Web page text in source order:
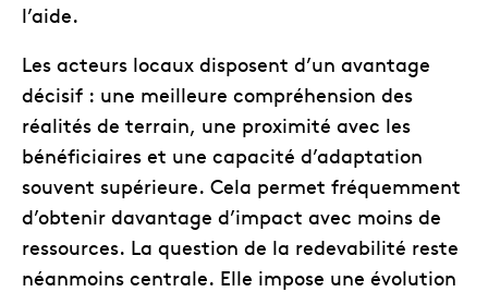
l’aide.
Les acteurs locaux disposent d’un avantage
décisif : une meilleure compréhension des
réalités de terrain, une proximité avec les
bénéficiaires et une capacité d’adaptation
souvent supérieure. Cela permet fréquemment
d’obtenir davantage d’impact avec moins de
ressources. La question de la redevabilité reste
néanmoins centrale. Elle impose une évolution